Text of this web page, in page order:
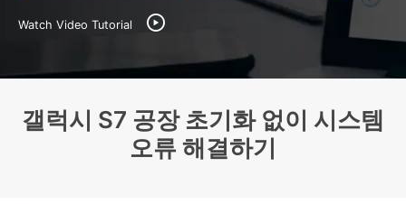
3,000개 이상의 사용 가이드, 전문가 팁 및 최
신 모바일 소식을 확인하세요.
사용 가이드
고객 지원
Watch Video Tutorial
갤럭시 S7 공장 초기화 없이 시스템
오류 해결하기